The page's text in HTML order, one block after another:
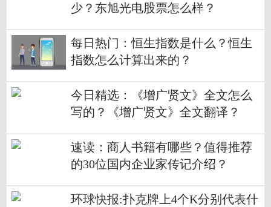
少？东旭光电股票怎么样？
每日热门：恒生指数是什么？恒生
指数怎么计算出来的？
今日精选：《增广贤文》全文怎么
写的？《增广贤文》全文翻译？
速读：商人书籍有哪些？值得推荐
的30位国内企业家传记介绍？
环球快报:扑克牌上4个K分别代表什